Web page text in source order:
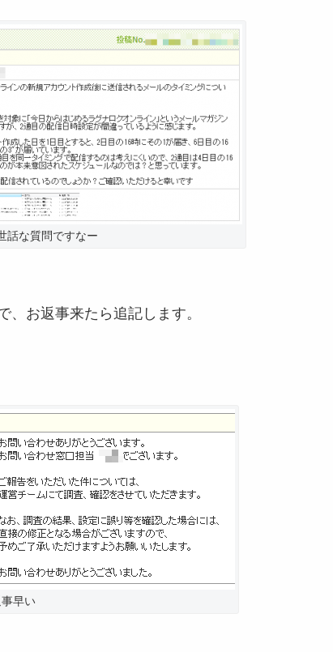
話な質問ですなー
お返事来たら追記します。
早い